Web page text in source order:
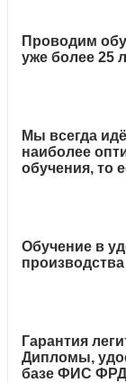
Проводим
уже более 25
Мы всегда
наиболее
обучения, то
Обучение в
производства
Гарантия
Дипломы,
базе ФИС